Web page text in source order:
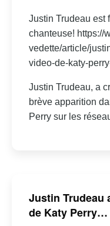
Justin Trudeau est
chanteuse! https://
vedette/article/
video-de-katy-
Justin Trudeau, a
brève apparition
Perry sur les
Justin Trudeau
de Katy